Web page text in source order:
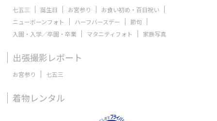
七五三 誕生日 お宮参り
お食い初め・百日祝い
ニューボーンフォト
ハーフバースデー
節句
入園・入学／卒園・卒業
マタニティフォト 家族写真
出張撮影レポート
お宮参り 七五三
着物レンタル